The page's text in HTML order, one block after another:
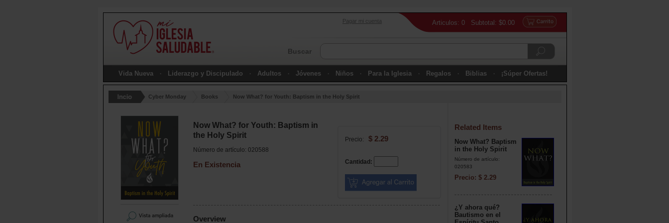
Articulos: 0 Subtotal: $0.00
Pagar mi cuenta
Buscar
Vida Nueva Liderazgo y Discipulado Adultos Jóvenes Niños Para la Iglesia Regalos Biblias ¡Súper Ofertas!
Cyber Monday Books Now What? for Youth: Baptism in the Holy Spirit
Now What? for Youth: Baptism in
the Holy Spirit
Número de artículo: 020588
En Existencia
Precio: $ 2.29
Cantidad:
Overview
Related Items
Now What? Baptism
in the Holy Spirit
Número de artículo:
020583
Precio: $ 2.29
¿Y ahora qué?
Bautismo en el